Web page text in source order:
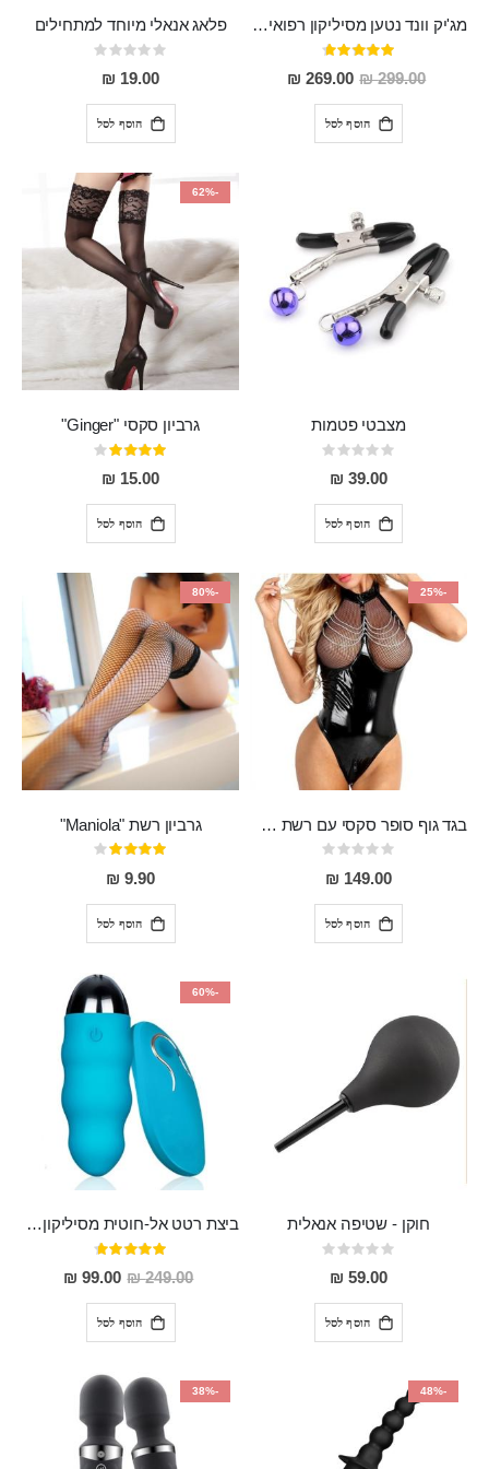
מג'יק וונד נטען מסיליקון רפואי חזק בעל 12 מצבי רטט ו6 מהירויות שונות ROMI
דירוג:
93%
299.00 ₪
מחיר
מבצע
269.00 ₪
הוסף לסל
פלאג אנאלי מיוחד למתחילים
Rating:
0%
19.00 ₪
הוסף לסל
מצבטי פטמות
Rating:
0%
39.00 ₪
הוסף לסל
-62%
גרביון סקסי "Ginger"
דירוג:
80%
15.00 ₪
הוסף לסל
-25%
בגד גוף סופר סקסי עם רשת שקופה בחזה ושרשרות מלמעלה וריצרץ מלמטה Pan במפשעה
Rating:
0%
149.00 ₪
הוסף לסל
-80%
גרביון רשת "Maniola"
דירוג:
80%
9.90 ₪
הוסף לסל
חוקן - שטיפה אנאלית
Rating:
0%
59.00 ₪
הוסף לסל
-60%
ביצת רטט אל-חוטית מסיליקון רפואי בגודל של 8 ס"מ ורוחב 3 ס"מ בעלת 20 מהירויות שונות "ENKI"
דירוג:
93%
249.00 ₪
מחיר
מבצע
99.00 ₪
הוסף לסל
-48%
-38%